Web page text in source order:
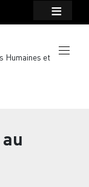
Humaines et